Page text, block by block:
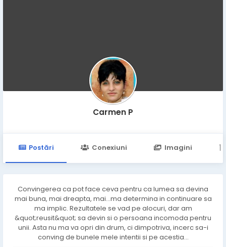
Carmen P
Postări Conexiuni Imagini
Convingerea ca pot face ceva pentru ca lumea sa devina
mai buna, mai dreapta, mai...ma determina in continuare sa
ma implic. Rezultatele se vad pe alocuri, dar am
&quot;reusit&quot; sa devin si o persoana incomoda pentru
unii. Asta nu ma va opri din drum, ci dimpotriva, incerc sa-i
conving de bunele mele intentii si pe acestia...